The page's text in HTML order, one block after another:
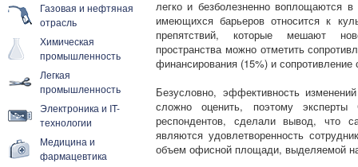
Газовая и нефтяная
отрасль
Химическая
промышленность
Легкая
промышленность
Электроника и IT-
технологии
Медицина и
фармацевтика
легко и безболезненно воплощаются
имеющихся барьеров относится к
препятствий, которые мешают
пространства можно отметить
финансирования (15%) и сопротивление
Безусловно, эффективность
сложно оценить, поэтому
респондентов, сделали вывод, что
являются удовлетворенность
объем офисной площади, выделяемой